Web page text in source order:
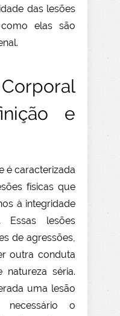
das lesões
elas são
e
é caracterizada
físicas que
à integridade
Essas lesões
de agressões,
outra conduta
séria.
uma lesão
o